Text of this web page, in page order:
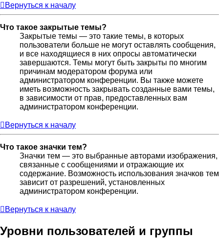
Вернуться к началу
Что такое закрытые темы?
Закрытые темы — это такие темы, в которых
пользователи больше не могут оставлять сообщения,
и все находящиеся в них опросы автоматически
завершаются. Темы могут быть закрыты по многим
причинам модератором форума или
администратором конференции. Вы также можете
иметь возможность закрывать созданные вами темы,
в зависимости от прав, предоставленных вам
администратором конференции.
Вернуться к началу
Что такое значки тем?
Значки тем — это выбранные авторами изображения,
связанные с сообщениями и отражающие их
содержание. Возможность использования значков тем
зависит от разрешений, установленных
администратором конференции.
Вернуться к началу
Уровни пользователей и группы